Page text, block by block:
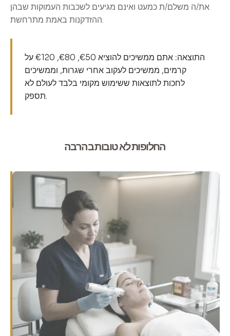
את/ה משלם/ת כמעט ואינם מגיעים לשכבות העמוקות שבהן
ההזדקנות באמת מתרחשת.
התוצאה:
אתם ממשיכים להוציא €50, €80, €120 על
קרמים, ממשיכים לעקוב אחרי שגרות, וממשיכים
לחכות לתוצאות ששימוש מקומי בלבדלעולם לא
תספק.
החלופות לא טובות בהרבה